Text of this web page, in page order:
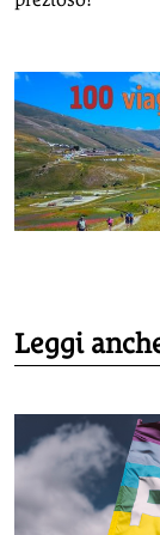
Leggi